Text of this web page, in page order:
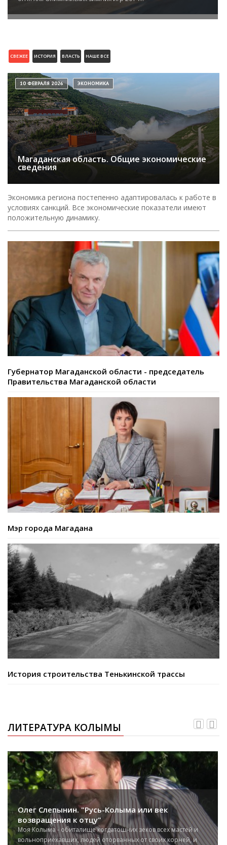
СВЕЖЕЕ ИСТОРИЯ ВЛАСТЬ НАШЕ ВСЕ
Магаданская область. Общие экономические
сведения
10 ФЕВРАЛЯ 2026 ЭКОНОМИКА
Экономика региона постепенно адаптировалась к работе в
условиях санкций. Все экономические показатели имеют
положительную динамику.
Губернатор Магаданской области - председатель
Правительства Магаданской области
Мэр города Магадана
История строительства Тенькинской трассы
ЛИТЕРАТУРА КОЛЫМЫ
Олег Слепынин. "Русь-Колыма или век
возвращения к отцу"
Моя Колыма - обиталище когдатошних зеков всех мастей и
вольноприехавших, людей оторванных от своих корней, и